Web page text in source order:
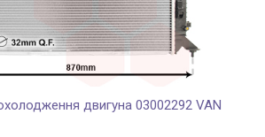
двигуна 03002292 VAN